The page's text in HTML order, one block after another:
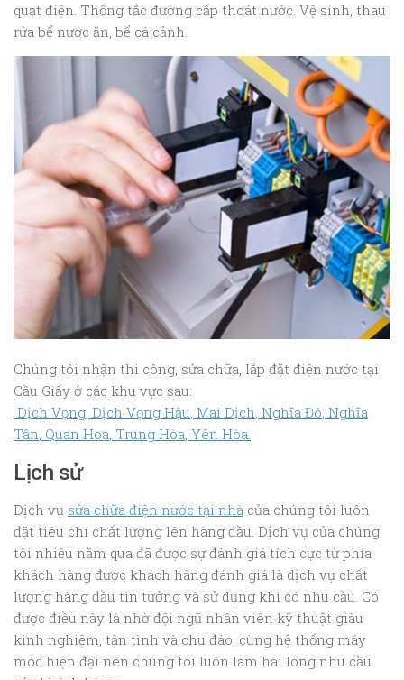
quạt điện. Thống tắc đường cấp thoát nước. Vệ sinh, thau
rửa bể nước ăn, bể cá cảnh.
Chúng tôi nhận thi công, sửa chữa, lắp đặt điện nước tại
Cầu Giấy ở các khu vực sau:
Dịch Vọng, Dịch Vọng Hậu, Mai Dịch, Nghĩa Đô, Nghĩa
Tân, Quan Hoa, Trung Hòa, Yên Hòa.
Lịch sử
Dịch vụ sửa chữa điện nước tại nhà của chúng tôi luôn
đặt tiêu chí chất lượng lên hàng đầu. Dịch vụ của chúng
tôi nhiều năm qua đã được sự đánh giá tích cực từ phía
khách hàng được khách hàng đánh giá là dịch vụ chất
lượng hàng đầu tin tưởng và sử dụng khi có nhu cầu. Có
được điều này là nhờ đội ngũ nhân viên kỹ thuật giàu
kinh nghiệm, tận tình và chu đáo, cùng hệ thống máy
móc hiện đại nên chúng tôi luôn làm hài lòng nhu cầu